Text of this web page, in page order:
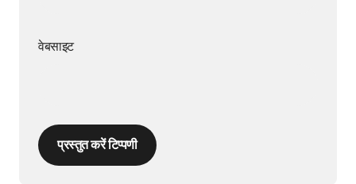
वेबसाइट
प्रस्तुत करें टिप्पणी